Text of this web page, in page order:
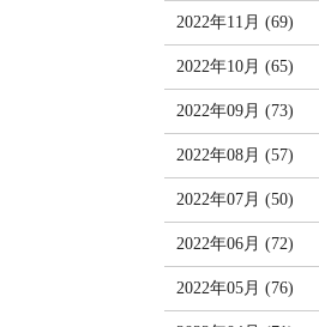
2022年11月 (69)
2022年10月 (65)
2022年09月 (73)
2022年08月 (57)
2022年07月 (50)
2022年06月 (72)
2022年05月 (76)